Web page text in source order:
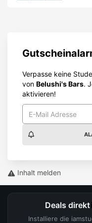
Verpasse keine
von Belushi's Bars.
aktivieren!
Inhalt melden
Deals
Installiere die